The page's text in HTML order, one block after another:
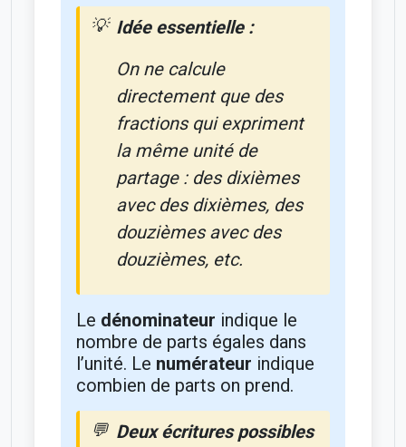
Idée essentielle :
On ne calcule
directement que des
fractions qui expriment
la même unité de
partage : des dixièmes
avec des dixièmes, des
douzièmes avec des
douzièmes, etc.
Le dénominateur indique le
nombre de parts égales dans
l’unité. Le numérateur indique
combien de parts on prend.
Deux écritures possibles